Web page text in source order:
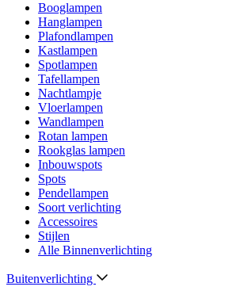
Booglampen
Hanglampen
Plafondlampen
Kastlampen
Spotlampen
Tafellampen
Nachtlampje
Vloerlampen
Wandlampen
Rotan lampen
Rookglas lampen
Inbouwspots
Spots
Pendellampen
Soort verlichting
Accessoires
Stijlen
Alle Binnenverlichting
Buitenverlichting